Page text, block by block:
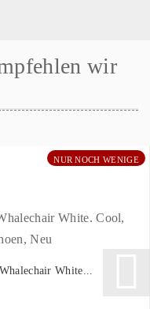
wir
NUR NOCH WENIGE
White...